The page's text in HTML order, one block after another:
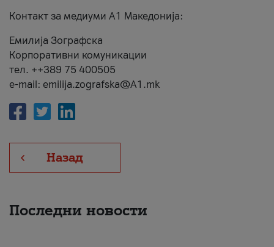
Контакт за медиуми А1 Македонија:
Емилија Зографска
Корпоративни комуникации
тел. ++389 75 400505
e-mail: emilija.zografska@A1.mk
Назад
Последни новости